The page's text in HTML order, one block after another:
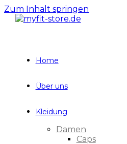
Zum Inhalt springen
Home
Über uns
Kleidung
Damen
Caps